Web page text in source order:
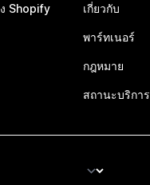
Shopify เกี่ยวกับ
พาร์ทเนอร์
กฎหมาย
สถานะบริการ